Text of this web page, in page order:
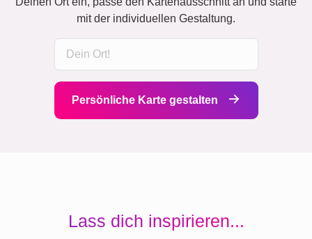
mit der individuellen Gestaltung.
Persönliche Karte gestalten
Lass dich inspirieren...